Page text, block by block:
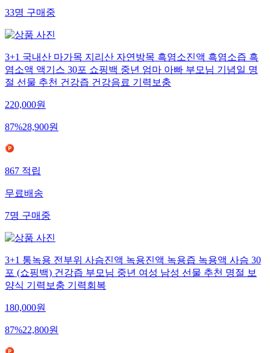
33명구매중
3+1 국내산 마가목 지리산 자연방목 흑염소진액 흑염소즙 흑
염소액 액기스 30포 쇼핑백 중년 엄마 아빠 부모님 기념일 명
절 선물 추천 건강즙 건강음료 기력보충
220,000원
87%28,900원
867적립
무료배송
7명구매중
3+1 통녹용 전부위 사슴진액 녹용진액 녹용즙 녹용액 사슴 30
포 (쇼핑백) 건강즙 부모님 중년 여성 남성 선물 추천 명절 보
양식 기력보충 기력회복
180,000원
87%22,800원